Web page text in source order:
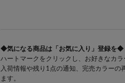
◆気になる商品は「お気に入り」登録を◆
ハートマークをクリックし、お好きなカ
入荷情報や残り1点の通知、完売カラーの
ます。